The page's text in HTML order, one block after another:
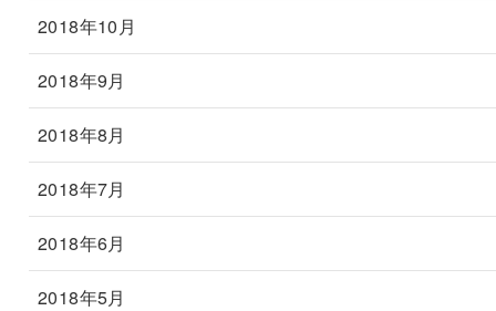
2018年10月
2018年9月
2018年8月
2018年7月
2018年6月
2018年5月